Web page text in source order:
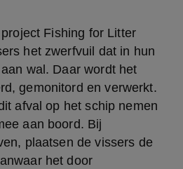
Fishing for Litter
het zwerfvuil dat in hun
wal. Daar wordt het
gemonitord en verwerkt.
afval op het schip nemen
aan boord. Bij
plaatsen de vissers de
het door